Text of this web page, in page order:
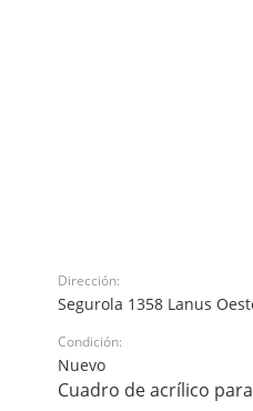
Dirección:
Segurola 1358 Lanus
Condición:
Nuevo
Cuadro de acrílico